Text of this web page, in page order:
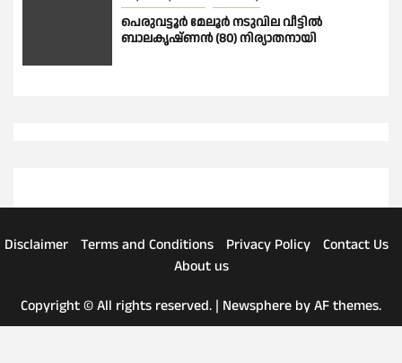
പെരുവട്ടൂർ മേലൂർ നടുവില വീട്ടിൽ
ബാലകൃഷ്ണൻ (80) നിര്യാതനായി
Disclaimer Terms and Conditions Privacy Policy
Contact Us
About us
Copyright © All rights reserved. | Newsphere by AF themes.